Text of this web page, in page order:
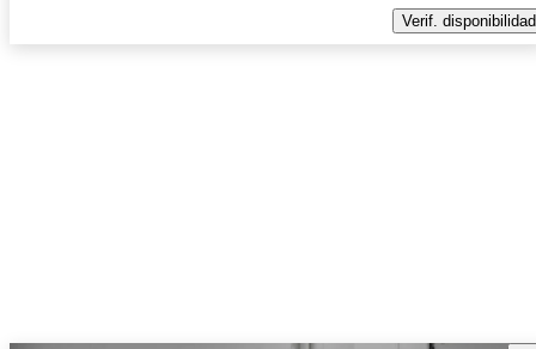
Verif. disponibilidad